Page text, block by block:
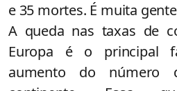
e 35 mortes. É muita
A queda nas taxas de
Europa é o principal
aumento do número